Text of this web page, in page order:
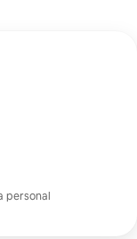
personal